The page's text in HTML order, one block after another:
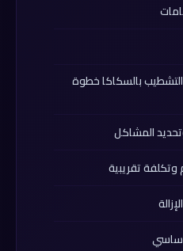
بالسكاكا خطوة